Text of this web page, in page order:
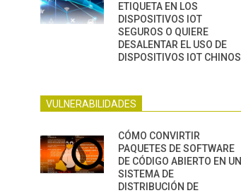
ETIQUETA EN LOS
DISPOSITIVOS IOT
SEGUROS O QUIERE
DESALENTAR EL USO DE
DISPOSITIVOS IOT CHINOS
VULNERABILIDADES
CÓMO CONVIRTIR
PAQUETES DE SOFTWARE
DE CÓDIGO ABIERTO EN UN
SISTEMA DE
DISTRIBUCIÓN DE